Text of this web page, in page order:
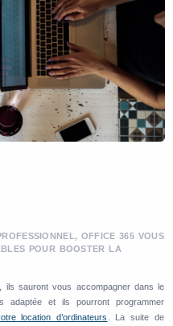
OFFICE 365 VOUS
POUR BOOSTER LA
ils sauront vous accompagner dans le
et ils pourront programmer
location d’ordinateurs
. La suite de